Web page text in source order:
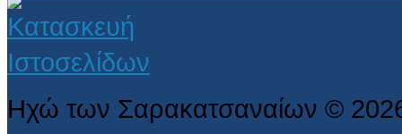
Ηχώ των Σαρακατσαναίων ©